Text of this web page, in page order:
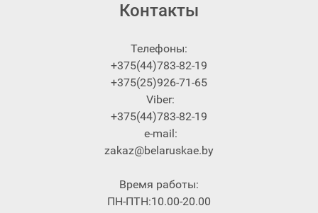
Контакты
Телефоны:
+375(44)783-82-19
+375(25)926-71-65
Viber:
+375(44)783-82-19
e-mail:
zakaz@belaruskae.by
Время работы:
ПН-ПТН:10.00-20.00